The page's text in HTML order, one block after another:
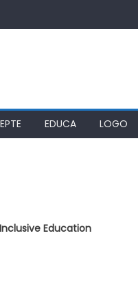
EPTE EDUCA LOGO
Education